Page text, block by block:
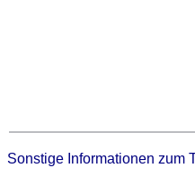
Sonstige Informationen zum